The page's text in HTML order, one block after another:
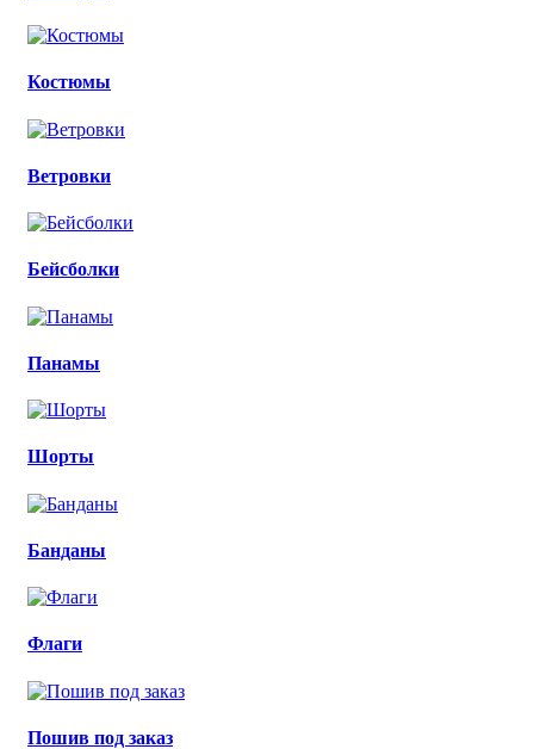
Костюмы
Ветровки
Бейсболки
Панамы
Шорты
Банданы
Флаги
Пошив под заказ